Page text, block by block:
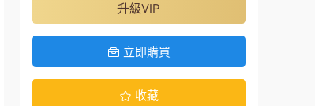
升級VIP
立即購買
收藏